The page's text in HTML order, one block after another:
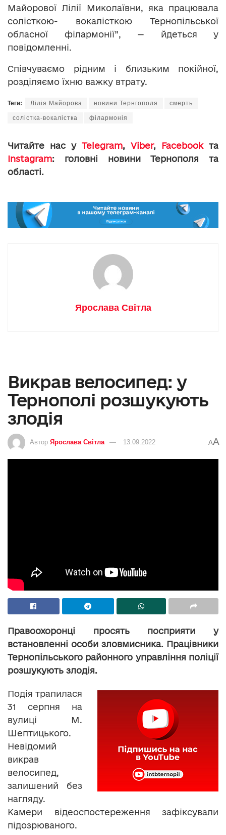
Майорової Лілії Миколаївни, яка працювала
солісткою- вокалісткою Тернопільської
обласної філармонії”, — йдеться у
повідомленні.
Співчуваємо рідним і близьким покійної,
розділяємо їхню важку втрату.
Теги: Лілія Майорова новини Тернгополя смерть
солістка-вокалістка філармонія
Читайте нас у Telegram, Viber, Facebookта
Instagram: головні новини Тернополя та
області.
Ярослава Світла
Викрав велосипед: у
Тернополі розшукують
злодія
Автор Ярослава Світла 13.09.2022 AA
Правоохоронці просять посприяти у
встановленні особи зловмисника. Працівники
Тернопільського районного управління поліції
розшукують злодія.
Подія трапилася
31 серпня на
вулиці М.
Шептицького.
Невідомий
викрав
велосипед,
залишений без
нагляду.
Камери відеоспостереження зафіксували
підозрюваного.